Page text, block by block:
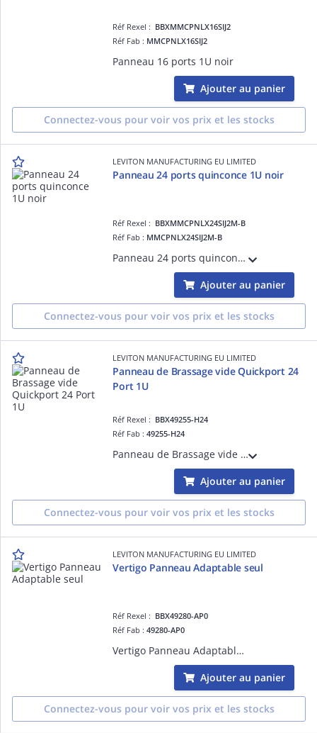
Réf Rexel : BBXMMCPNLX16SIJ2
Réf Fab : MMCPNLX16SIJ2
Panneau 16 ports 1U noir
Ajouter au panier
Connectez-vous pour voir vos prix et les stocks
LEVITON MANUFACTURING EU LIMITED
Panneau 24 ports quinconce 1U noir
Réf Rexel : BBXMMCPNLX24SIJ2M-B
Réf Fab : MMCPNLX24SIJ2M-B
Panneau 24 ports quinconce 1U noir
Ajouter au panier
Connectez-vous pour voir vos prix et les stocks
LEVITON MANUFACTURING EU LIMITED
Panneau de Brassage vide Quickport 24
Port 1U
Réf Rexel : BBX49255-H24
Réf Fab :49255-H24
Panneau de Brassage vide Quickport 24 Port 1U
Ajouter au panier
Connectez-vous pour voir vos prix et les stocks
LEVITON MANUFACTURING EU LIMITED
Vertigo Panneau Adaptable seul
Réf Rexel : BBX49280-AP0
Réf Fab :49280-AP0
Vertigo Panneau Adaptable seul
Ajouter au panier
Connectez-vous pour voir vos prix et les stocks